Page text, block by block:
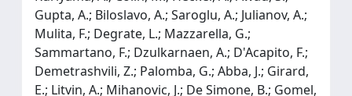
Gupta, A.; Biloslavo, A.; Saroglu, A.; Julianov, A.;
Mulita, F.; Degrate, L.; Mazzarella, G.;
Sammartano, F.; Dzulkarnaen, A.; D'Acapito, F.;
Demetrashvili, Z.; Palomba, G.; Abba, J.; Girard,
E.; Litvin, A.; Mihanovic, J.; De Simone, B.; Gomel,